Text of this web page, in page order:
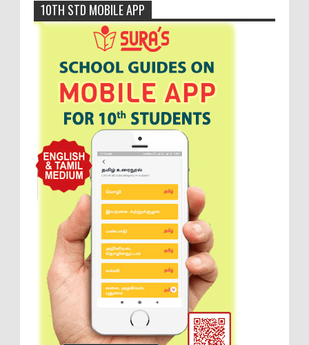
10TH STD MOBILE APP